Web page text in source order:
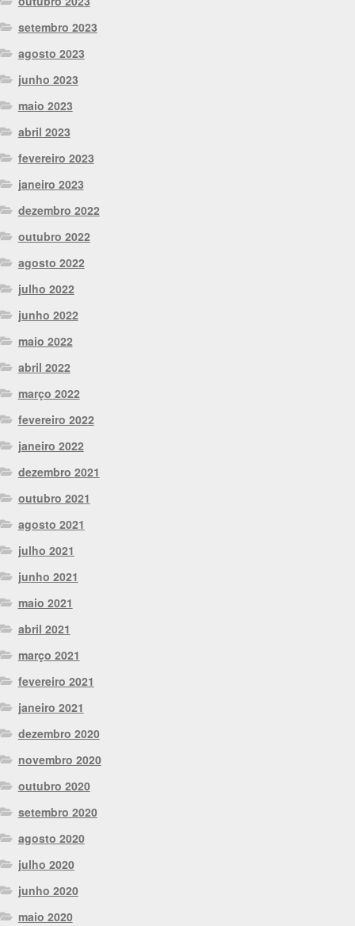
setembro 2023
agosto 2023
junho 2023
maio 2023
abril 2023
fevereiro 2023
janeiro 2023
dezembro 2022
outubro 2022
agosto 2022
julho 2022
junho 2022
maio 2022
abril 2022
março 2022
fevereiro 2022
janeiro 2022
dezembro 2021
outubro 2021
agosto 2021
julho 2021
junho 2021
maio 2021
abril 2021
março 2021
fevereiro 2021
janeiro 2021
dezembro 2020
novembro 2020
outubro 2020
setembro 2020
agosto 2020
julho 2020
junho 2020
maio 2020